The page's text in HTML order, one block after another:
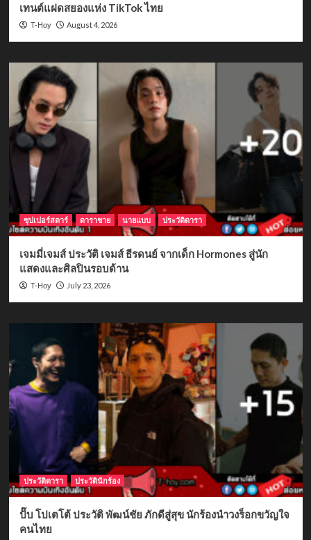
เทนต์แฝดสยองแห่ง TikTok ไทย
T-Hoy August 4, 2026
ซุปเปอร์สตาร์ ดาราชาย นายแบบ ประวัติดารา
เจมมี่เจมส์ ประวัติ เจมส์ ธีรดนย์ จากเด็ก Hormones สู่นัก
แสดงและศิลปินรอบด้าน
T-Hoy July 23, 2026
ประวัติดารา ประวัตินักร้อง
ปั๊บ โปเตโต้ ประวัติ พัฒน์ชัย ภักดีสู่สุข นักร้องนำวงร็อกขวัญใจ
คนไทย